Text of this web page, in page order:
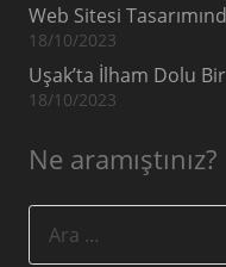
Web Sitesi
18/10/2023
Uşak’ta İlham Dolu
18/10/2023
Ne aramıştınız?